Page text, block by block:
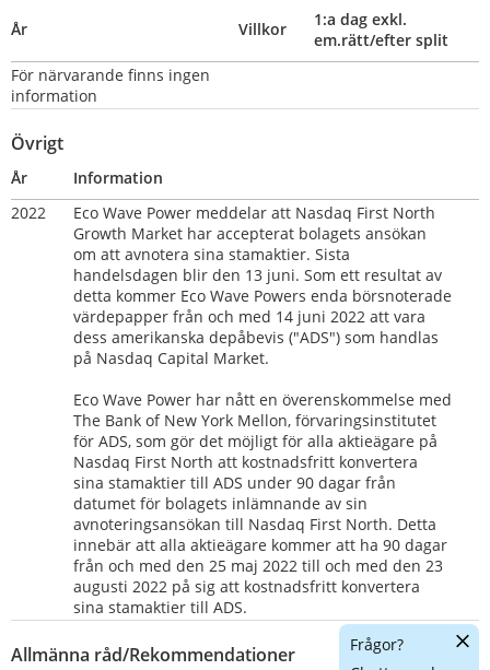
År Villkor
1:a dag exkl.
em.rätt/efter split
För närvarande finns ingen
information
Övrigt
År
Information
2022
Eco Wave Power meddelar att Nasdaq First North
Growth Market har accepterat bolagets ansökan
om att avnotera sina stamaktier. Sista
handelsdagen blir den 13 juni. Som ett resultat av
detta kommer Eco Wave Powers enda börsnoterade
värdepapper från och med 14 juni 2022 att vara
dess amerikanska depåbevis ("ADS") som handlas
på Nasdaq Capital Market.
Eco Wave Power har nått en överenskommelse med
The Bank of New York Mellon, förvaringsinstitutet
för ADS, som gör det möjligt för alla aktieägare på
Nasdaq First North att kostnadsfritt konvertera
sina stamaktier till ADS under 90 dagar från
datumet för bolagets inlämnande av sin
avnoteringsansökan till Nasdaq First North. Detta
innebär att alla aktieägare kommer att ha 90 dagar
från och med den 25 maj 2022 till och med den 23
augusti 2022 på sig att kostnadsfritt konvertera
sina stamaktier till ADS.
Allmänna råd/Rekommendationer
Frågor?
Dölj